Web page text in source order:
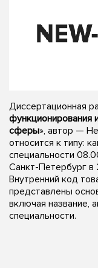
Диссертационная
функционирования
сферы», автор —
относится к типу:
специальности
Санкт-Петербург в
Внутренний код
представлены
включая название,
специальности.